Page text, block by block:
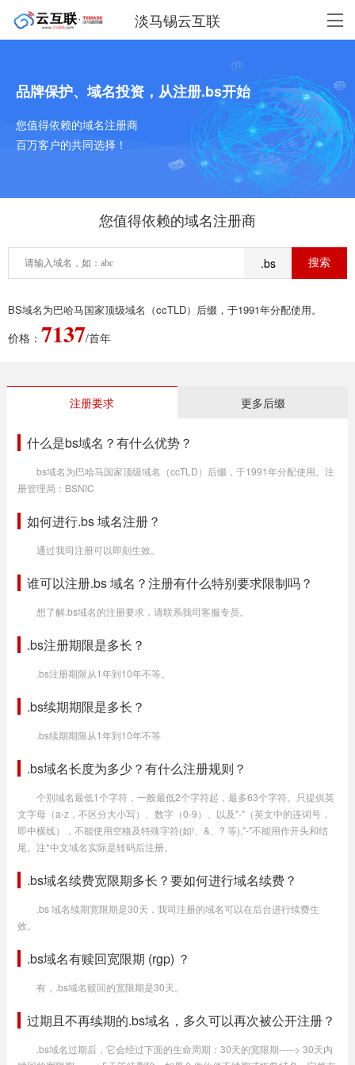
淡马锡云互联
品牌保护、域名投资，从注册.bs开始
您值得依赖的域名注册商
百万客户的共同选择！
您值得依赖的域名注册商
.bs
BS域名为巴哈马国家顶级域名（ccTLD）后缀，于1991年分配使用。
价格： 7137/首年
注册要求 更多后缀
什么是bs域名？有什么优势？
bs域名为巴哈马国家顶级域名（ccTLD）后缀，于1991年分配使用。注
册管理局：BSNIC
如何进行.bs 域名注册？
通过我司注册可以即刻生效。
谁可以注册.bs 域名？注册有什么特别要求限制吗？
想了解.bs域名的注册要求，请联系我司客服专员。
.bs注册期限是多长？
.bs注册期限从1年到10年不等。
.bs续期期限是多长？
.bs续期期限从1年到10年不等
.bs域名长度为多少？有什么注册规则？
个别域名最低1个字符，一般最低2个字符起，最多63个字符。只提供英
文字母（a-z，不区分大小写）、数字（0-9）、以及"-"（英文中的连词号，
即中横线），不能使用空格及特殊字符(如!、&、? 等),"-"不能用作开头和结
尾。注*中文域名实际是转码后注册。
.bs域名续费宽限期多长？要如何进行域名续费？
.bs 域名续期宽限期是30天，我司注册的域名可以在后台进行续费生
效。
.bs域名有赎回宽限期 (rgp) ？
有，.bs域名赎回的宽限期是30天。
过期且不再续期的.bs域名，多久可以再次被公开注册？
.bs域名过期后，它会经过下面的生命周期：30天的宽限期-----> 30天内